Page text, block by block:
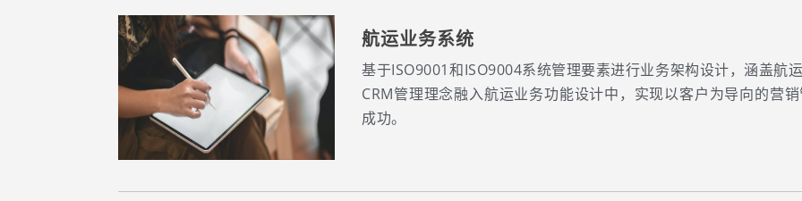
航运业务系统
基于ISO9001和ISO9004系统管理要素进行业务架构设计，涵盖航
CRM管理理念融入航运业务功能设计中，实现以客户为导向的营
成功。